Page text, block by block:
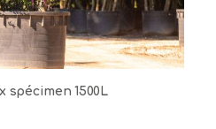
spécimen 1500L